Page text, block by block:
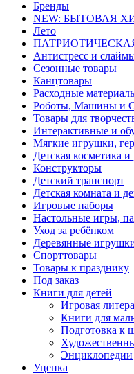
Бренды
NEW: БЫТОВАЯ
Лето
Антистресс и
Сезонные товары
Канцтовары
Расходные
Роботы, Машины и
Товары для
Интерактивные и
Мягкие игрушки,
Детская косметика
Конструкторы
Детский транспорт
Детская комната и
Игровые наборы
Настольные игры,
Уход за ребёнком
Деревянные
Спорттовары
Товары к празднику
Под заказ
Книги для детей
Игровая
Книги для
Подготовка к
Энциклопедии
Уценка